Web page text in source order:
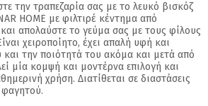
την τραπεζαρία σας με το λευκό βισκόζ
HOME με φιλτιρέ κέντημα από
απολαύστε το γεύμα σας με τους φίλους
χειροποίητο, έχει απαλή υφή και
την ποιότητά του ακόμα και μετά από
μία κομψή και μοντέρνα επιλογή και
χρήση. Διατίθεται σε διαστάσεις
φαγητού.